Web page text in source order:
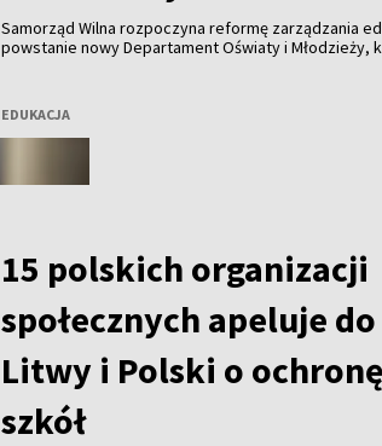
Samorząd Wilna rozpoczyna reformę zarządzania
powstanie nowy Departament Oświaty i Młodzieży,
EDUKACJA
15 polskich organizacji
społecznych apeluje do
Litwy i Polski o
szkół